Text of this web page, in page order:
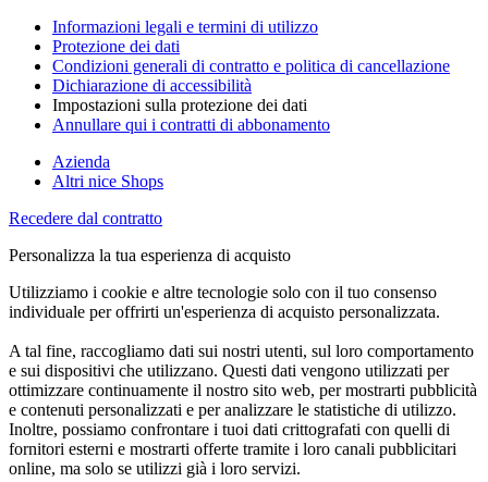
Informazioni legali e termini di utilizzo
Protezione dei dati
Condizioni generali di contratto e politica di cancellazione
Dichiarazione di accessibilità
Impostazioni sulla protezione dei dati
Annullare qui i contratti di abbonamento
Azienda
Altri nice Shops
Recedere dal contratto
Personalizza la tua esperienza di acquisto
Utilizziamo i cookie e altre tecnologie solo con il tuo consenso
individuale per offrirti un'esperienza di acquisto personalizzata.
A tal fine, raccogliamo dati sui nostri utenti, sul loro comportamento
e sui dispositivi che utilizzano. Questi dati vengono utilizzati per
ottimizzare continuamente il nostro sito web, per mostrarti pubblicità
e contenuti personalizzati e per analizzare le statistiche di utilizzo.
Inoltre, possiamo confrontare i tuoi dati crittografati con quelli di
fornitori esterni e mostrarti offerte tramite i loro canali pubblicitari
online, ma solo se utilizzi già i loro servizi.